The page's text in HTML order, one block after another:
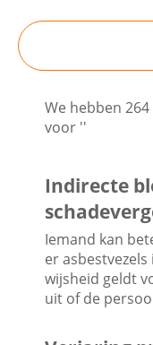
Zoeken
Nieuwsarchief
We hebben
voor ''
Indirecte
Iemand kan
er
wijsheid geldt
uit of de